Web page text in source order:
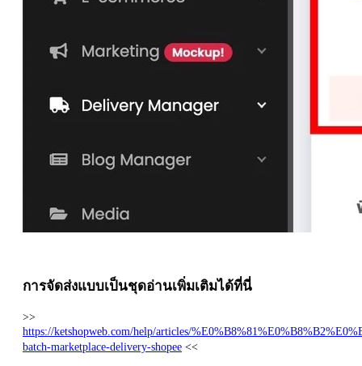
การจัดส่งแบบเป็นชุดอ่านเพิ่มเติมได้ที่นี่
>>
https://ketshopweb.com/help/articles/
batch-marketplace-delivery-shopee <<